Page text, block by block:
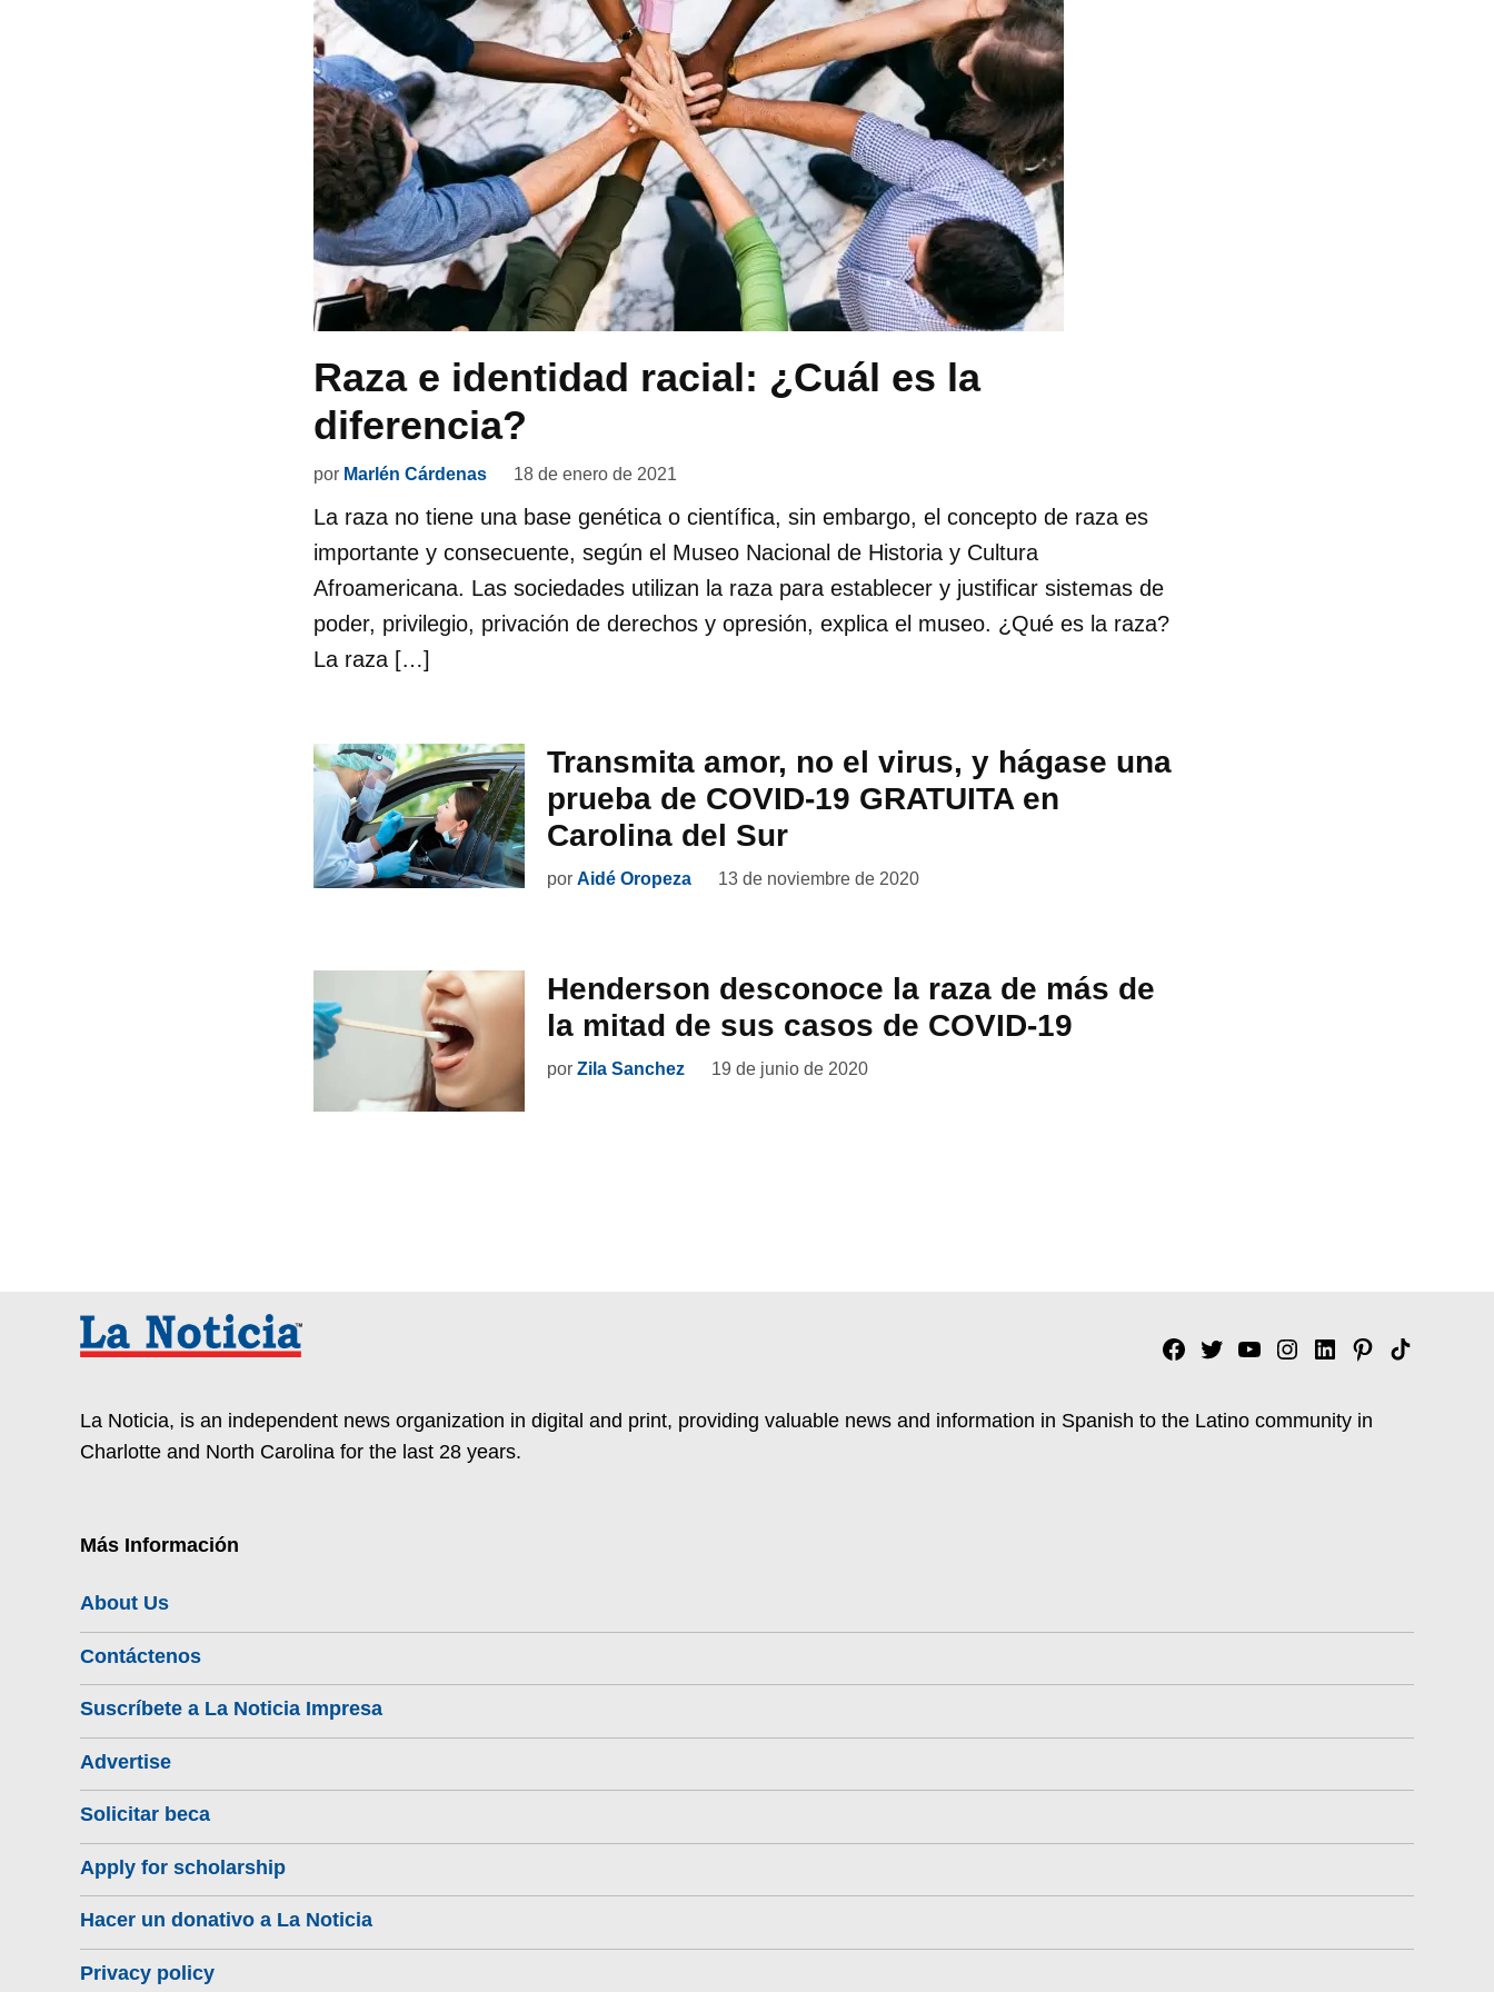
Raza e identidad racial: ¿Cuál es la
diferencia?
por Marlén Cárdenas 18 de enero de 2021
La raza no tiene una base genética o científica, sin embargo, el concepto de raza es
importante y consecuente, según el Museo Nacional de Historia y Cultura
Afroamericana. Las sociedades utilizan la raza para establecer y justificar sistemas de
poder, privilegio, privación de derechos y opresión, explica el museo. ¿Qué es la raza?
La raza […]
Transmita amor, no el virus, y hágase una
prueba de COVID-19 GRATUITA en
Carolina del Sur
por Aidé Oropeza 13 de noviembre de 2020
Henderson desconoce la raza de más de
la mitad de sus casos de COVID-19
por Zila Sanchez 19 de junio de 2020
Facebook
TwitterYouTubeInstagram
Linkedin
Pinterest
Tik
La Noticia, is an independent news organization in digital and print, providing valuable news and information in Spanish to the Latino community in
Charlotte and North Carolina for the last 28 years.
Más Información
About Us
Contáctenos
Suscríbete a La Noticia Impresa
Advertise
Solicitar beca
Apply for scholarship
Hacer un donativo a La Noticia
Privacy policy